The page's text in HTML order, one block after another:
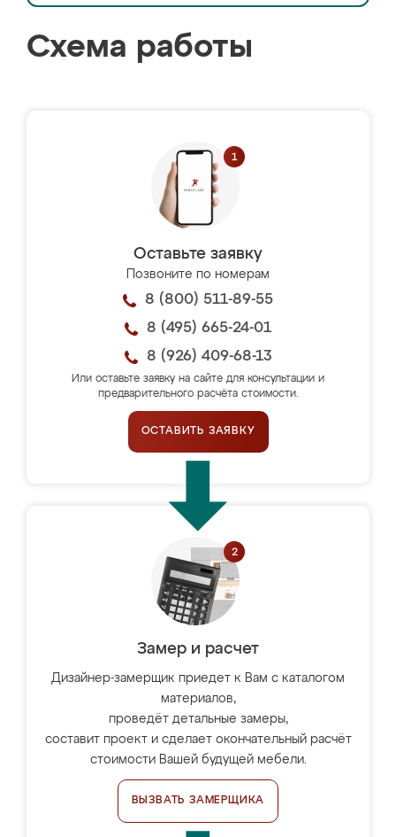
Схема работы
Оставьте заявку
Позвоните по номерам
8 (800) 511-89-55
8 (495) 665-24-01
8 (926) 409-68-13
Или оставьте заявку на сайте для консультации и
предварительного расчёта стоимости.
ОСТАВИТЬ ЗАЯВКУ
Замер и расчет
Дизайнер-замерщик приедет к Вам с каталогом
материалов,
проведёт детальные замеры,
составит проект и сделает окончательный расчёт
стоимости Вашей будущей мебели.
ВЫЗВАТЬ ЗАМЕРЩИКА